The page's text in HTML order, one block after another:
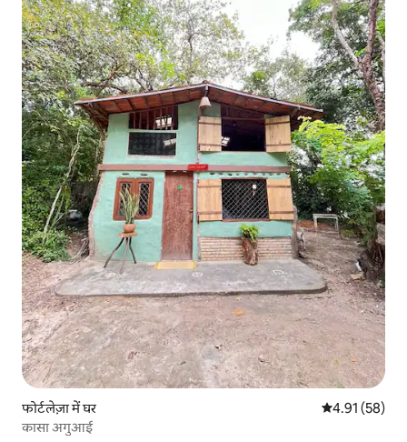
फोर्टलेज़ा में घर औसत रेटिंग 5 में
4.91 (58)
कासा अगुआई